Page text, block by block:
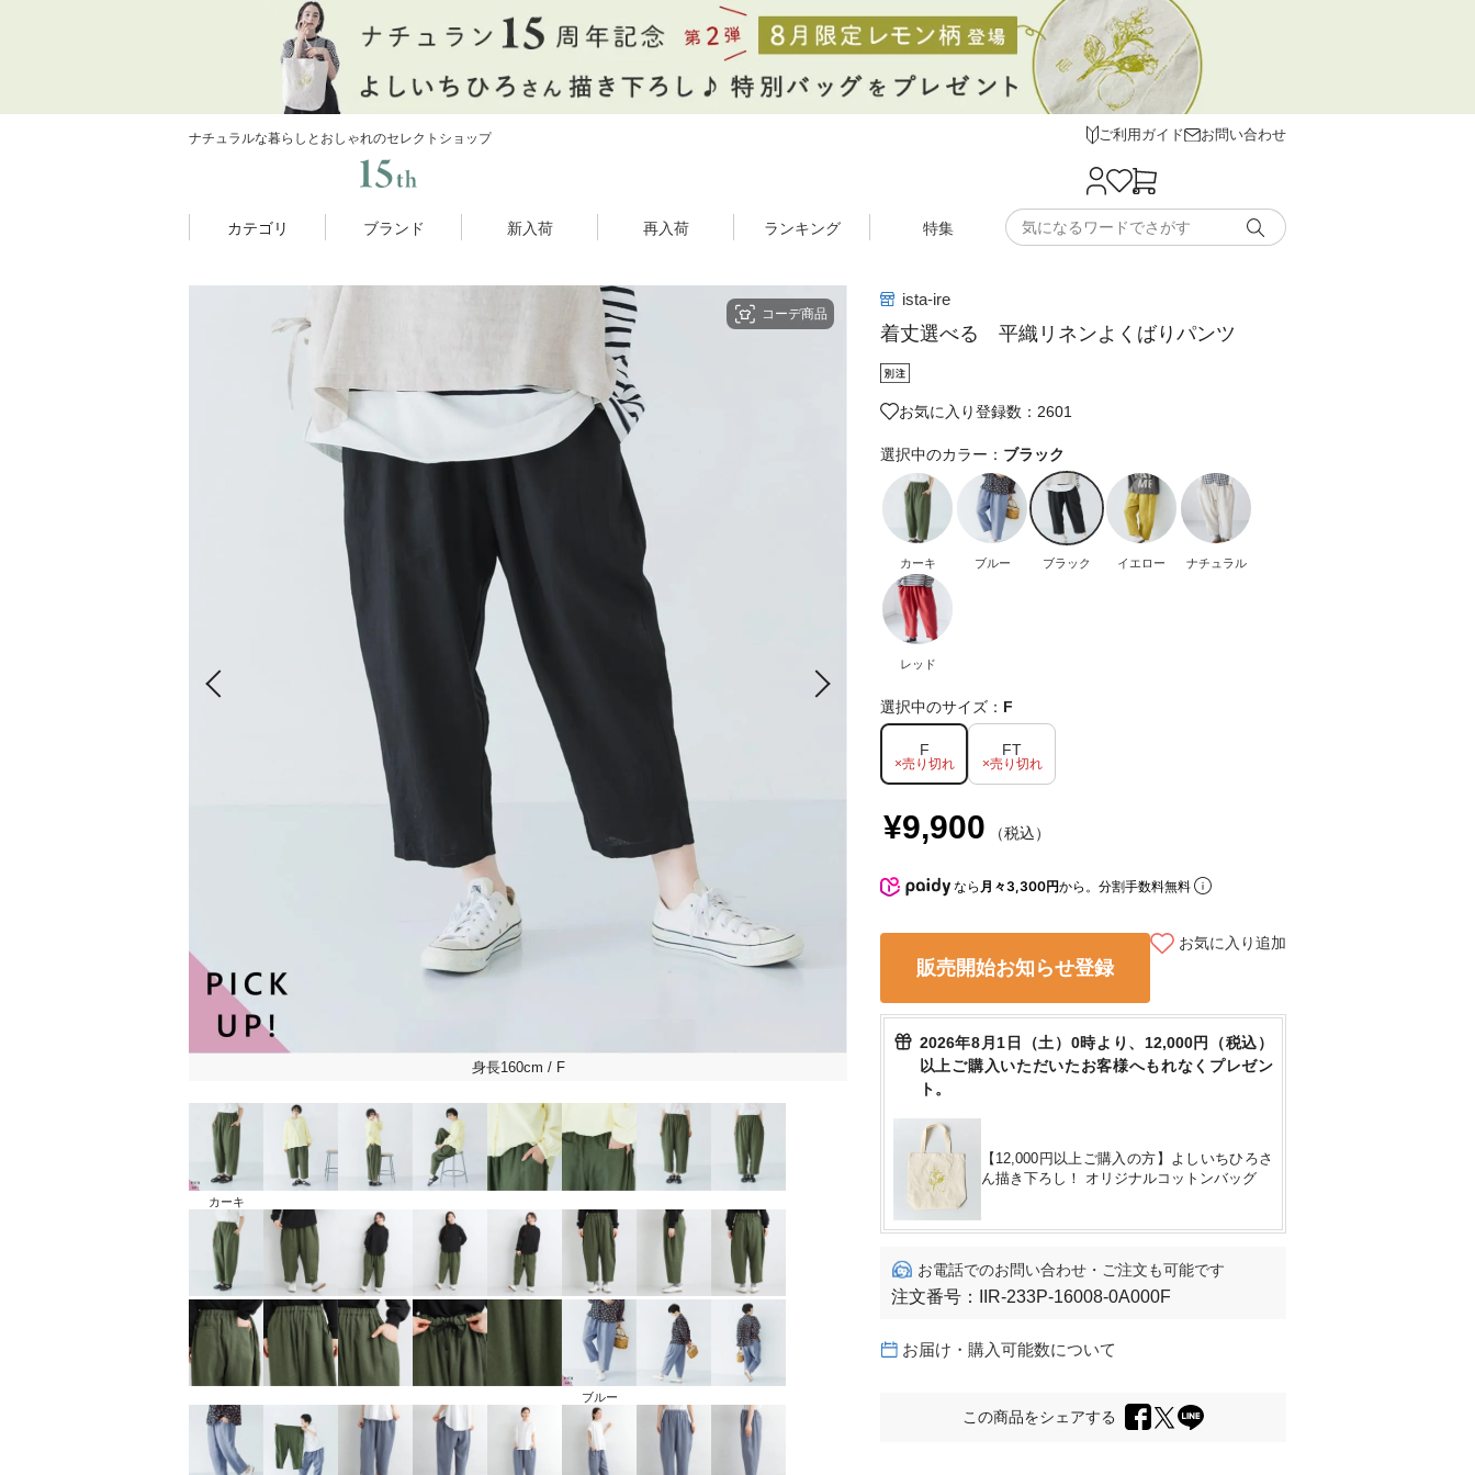
ナチュラルな暮らしとおしゃれのセレクトショップ ご利用ガイド お問い合わせ
カテゴリ ブランド 新入荷 再入荷 ランキング 特集
コーデ商品
身長160cm / F 身長160cm/ F
カーキ
ブルー
ista-ire
着丈選べる 平織リネンよくばりパンツ
お気に入り登録数：2601
選択中のカラー： ブラック
カーキ ブルー ブラック イエロー ナチュラル
レッド
選択中のサイズ： F
F
×売り切れ
FT
×売り切れ
¥9,900 （税込）
なら 月々3,300円から。分割手数料無料
販売開始お知らせ登録
お気に入り追加
2026年8月1日（土）0時より、12,000円（税込）
以上ご購入いただいたお客様へもれなくプレゼン
ト。
【12,000円以上ご購入の方】よしいちひろさ
ん描き下ろし！ オリジナルコットンバッグ
お電話でのお問い合わせ・ご注文も可能です
注文番号： IIR-233P-16008-0A000F
お届け・購入可能数について
この商品をシェアする